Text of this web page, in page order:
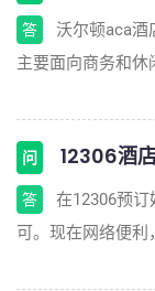
答
沃尔顿aca酒
主要面向商务和
问 12306酒
答
在12306预
可。现在网络便利